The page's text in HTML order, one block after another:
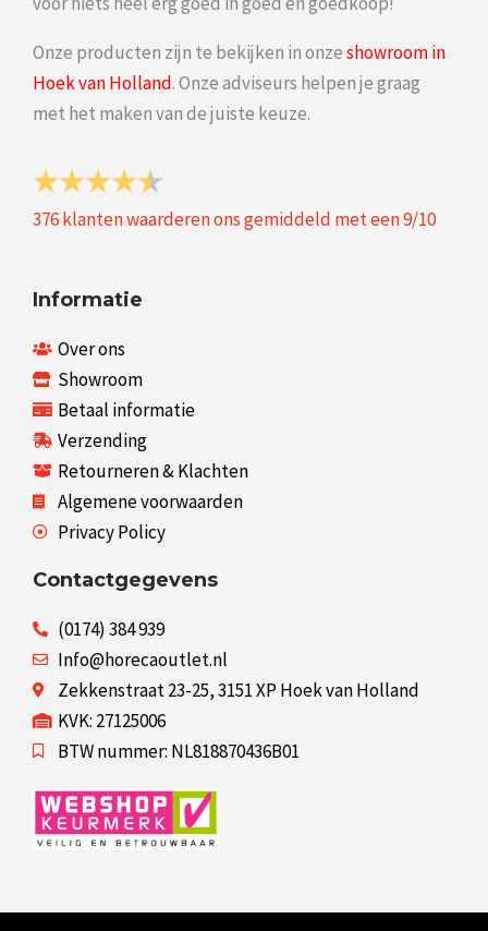
Onze producten zijn te bekijken in onzeshowroom in
Hoek van Holland. Onze adviseurs helpen je graag
met het maken van de juiste keuze.
376klanten waarderen ons gemiddeld met een9/10
Informatie
Over ons
Showroom
Betaal informatie
Verzending
Retourneren & Klachten
Algemene voorwaarden
Privacy Policy
Contactgegevens
(0174) 384 939
Info@horecaoutlet.nl
Zekkenstraat 23-25, 3151 XP Hoek van Holland
KVK: 27125006
BTW nummer: NL818870436B01